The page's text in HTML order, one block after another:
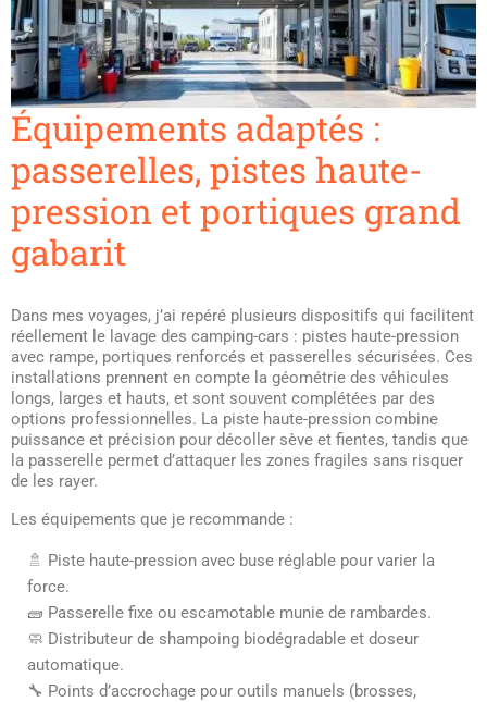
Équipements adaptés :
passerelles, pistes haute-
pression et portiques grand
gabarit
Dans mes voyages, j’ai repéré plusieurs dispositifs qui facilitent
réellement le lavage des camping-cars : pistes haute-pression
avec rampe, portiques renforcés et passerelles sécurisées. Ces
installations prennent en compte la géométrie des véhicules
longs, larges et hauts, et sont souvent complétées par des
options professionnelles. La piste haute-pression combine
puissance et précision pour décoller sève et fientes, tandis que
la passerelle permet d’attaquer les zones fragiles sans risquer
de les rayer.
Les équipements que je recommande :
🚿 Piste haute-pression avec buse réglable pour varier la
force.
🧱 Passerelle fixe ou escamotable munie de rambardes.
🧼 Distributeur de shampoing biodégradable et doseur
automatique.
🔧 Points d’accrochage pour outils manuels (brosses,